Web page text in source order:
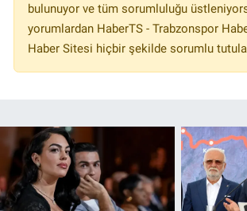
bulunuyor ve tüm sorumluluğu
yorumlardan HaberTS - Trabzonspor
Haber Sitesi hiçbir şekilde sorumlu